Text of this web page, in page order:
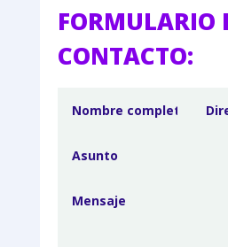
FORMULARIO
CONTACTO: